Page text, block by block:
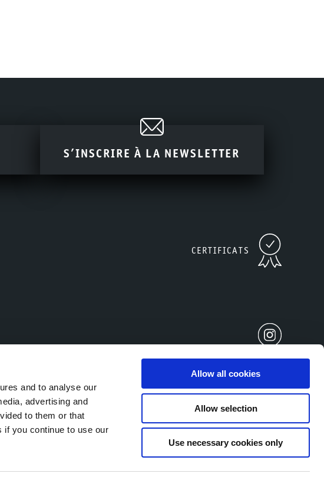
and to analyse our
advertising and
to them or that
if you continue to use our
Allow all cookies
Allow selection
Use necessary cookies only
S’INSCRIRE À LA NEWSLETTER
CERTIFICATS